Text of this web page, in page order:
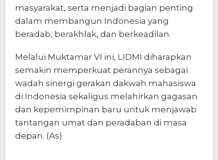
masyarakat, serta menjadi bagian penting
dalam membangun Indonesia yang
beradab, berakhlak, dan berkeadilan.
Melalui Muktamar VI ini, LIDMI diharapkan
semakin memperkuat perannya sebagai
wadah sinergi gerakan dakwah mahasiswa
di Indonesia sekaligus melahirkan gagasan
dan kepemimpinan baru untuk menjawab
tantangan umat dan peradaban di masa
depan. (As)